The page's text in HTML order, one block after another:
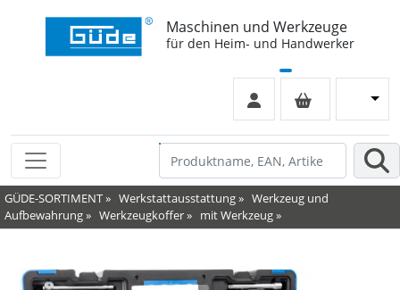
Maschinen und Werkzeuge
für den Heim- und Handwerker
GÜDE-SORTIMENT» Werkstattausstattung» Werkzeug und
Aufbewahrung» Werkzeugkoffer» mit Werkzeug»